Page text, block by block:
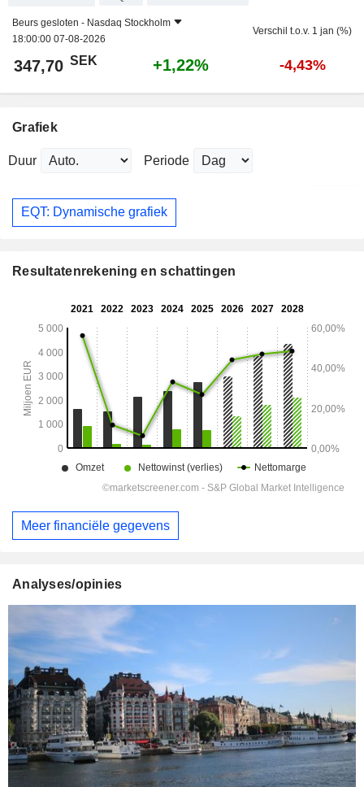
Beurs gesloten - Nasdaq Stockholm
18:00:00 07-08-2026
Verschil t.o.v. 1 jan (%)
347,70 SEK +1,22% -4,43%
Grafiek
Duur Periode
EQT: Dynamische grafiek
Resultatenrekening en schattingen
Meer financiële gegevens
Analyses/opinies